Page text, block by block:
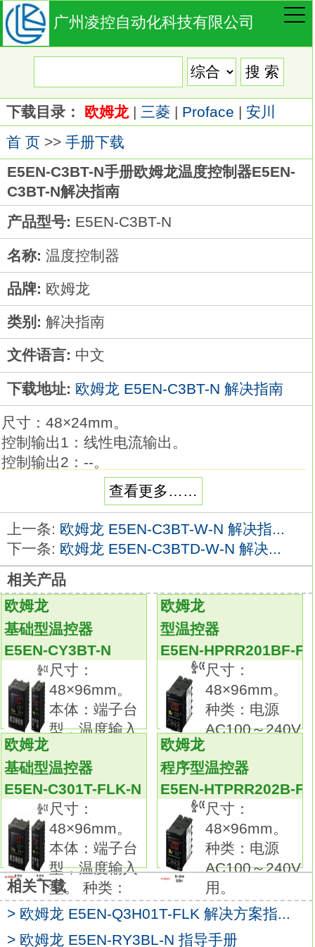
广州凌控自动化科技有限公司
下载目录： 欧姆龙| 三菱| Proface | 安川
首 页>> 手册下载
E5EN-C3BT-N手册欧姆龙温度控制器E5EN-
C3BT-N解决指南
产品型号: E5EN-C3BT-N
名称: 温度控制器
品牌: 欧姆龙
类别: 解决指南
文件语言: 中文
下载地址: 欧姆龙 E5EN-C3BT-N 解决指南
尺寸：48×24mm。
控制输出1：线性电流输出。
控制输出2：--。
辅助输出：1点。
电源电压：AC/DC24V。
端子类型：螺钉端子台型(带端子盖)。
输入类别：全量程多输入欧姆龙温度控制器解
决指南。
加热器断线、SSR故障检测功能：--。
通信：RS-485。
事件输入：--。
48×24mm规格的小型机身上凝缩了E5_C系列
的操作性、高性能E5EN-C3BT-N
宽48mm×高24mm×进深90mm的纤细机身，
最适合用于小型装置/理化设备等。
虽外形小巧，也可通过字符高度10.5mm的白
色PV显示实现高识别性。
采用端子台拆装结构，提高了维护性欧姆龙温
度控制器解决指南。
接线方法可从螺钉端子和PUSH-IN紧固端子中
选择。
实现了50ms的高速采样。
通过无程序通信轻松与PLC相连。
使用通信转换电乡里（另售）与计算机相连
后，
无需电源接线即可设定。
也可通过CS-Thermo（另售）轻松设定。尺
查看更多……
上一条: 欧姆龙 E5EN-C3BT-W-N 解决指...
下一条: 欧姆龙 E5EN-C3BTD-W-N 解决...
相关产品
欧姆龙
基础型温控器
E5EN-CY3BT-N
尺寸：
48×96mm。
本体：端子台
型，温度输入
欧姆龙
型温控器
E5EN-HPRR201BF-
尺寸：
48×96mm。
种类：电源
AC100～240V
欧姆龙
基础型温控器
E5EN-C301T-FLK-N
尺寸：
48×96mm。
本体：端子台
型，温度输入
型。 种类：
欧姆龙
程序型温控器
E5EN-HTPRR202B-
尺寸：
48×96mm。
种类：电源
AC100～240V
用。
相关下载
> 欧姆龙 E5EN-Q3H01T-FLK 解决方案指...
> 欧姆龙 E5EN-RY3BL-N 指导手册